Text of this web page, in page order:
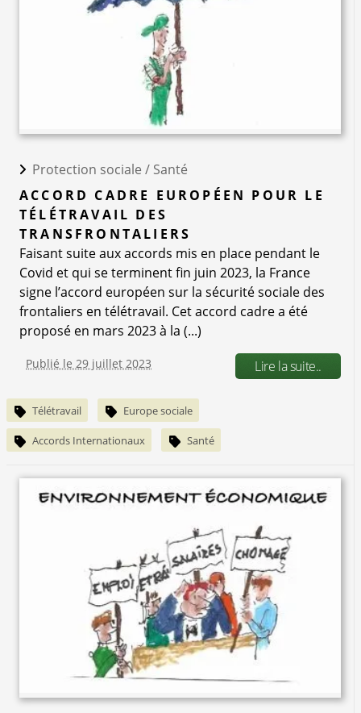
Protection sociale / Santé
ACCORD CADRE EUROPÉEN POUR LE
TÉLÉTRAVAIL DES
TRANSFRONTALIERS
Faisant suite aux accords mis en place pendant le
Covid et qui se terminent fin juin 2023, la France
signe l’accord européen sur la sécurité sociale des
frontaliers en télétravail. Cet accord cadre a été
proposé en mars 2023 à la (...)
Publié le 29 juillet 2023 Lire la suite..
Télétravail Europe sociale
Accords Internationaux Santé